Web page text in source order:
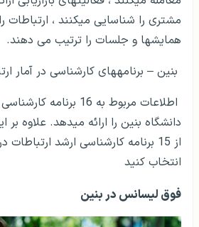
مشتری را شناسایی می­کنند ، ارتباطات
همایش­ها و جلسات را ترتیب می دهند.
بنین – برنامه­های کارشناسی در آمار
دانشگاه بنین را ارائه می­دهد. علاوه بر
انتخاب کنید
فوق لیسانس در بنین